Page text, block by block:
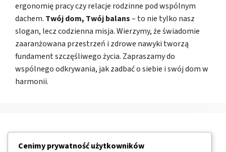
ergonomię pracy czy relacje rodzinne pod wspólnym
dachem. Twój dom, Twój balans– to nie tylko nasz
slogan, lecz codzienna misja. Wierzymy, że świadomie
zaaranżowana przestrzeń i zdrowe nawyki tworzą
fundament szczęśliwego życia. Zapraszamy do
wspólnego odkrywania, jak zadbać o siebie i swój dom w
harmonii.
Nawigacja
Cenimy prywatność użytkowników